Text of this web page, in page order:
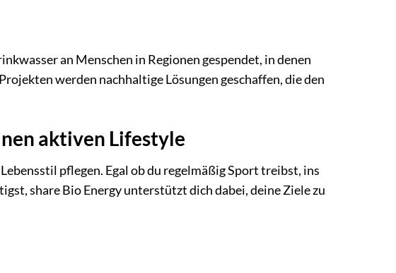
an Menschen in Regionen gespendet, in denen
werden nachhaltige Lösungen geschaffen, die den
aktiven Lifestyle
pflegen. Egal ob du regelmäßig Sport treibst, ins
share Bio Energy unterstützt dich dabei, deine Ziele zu